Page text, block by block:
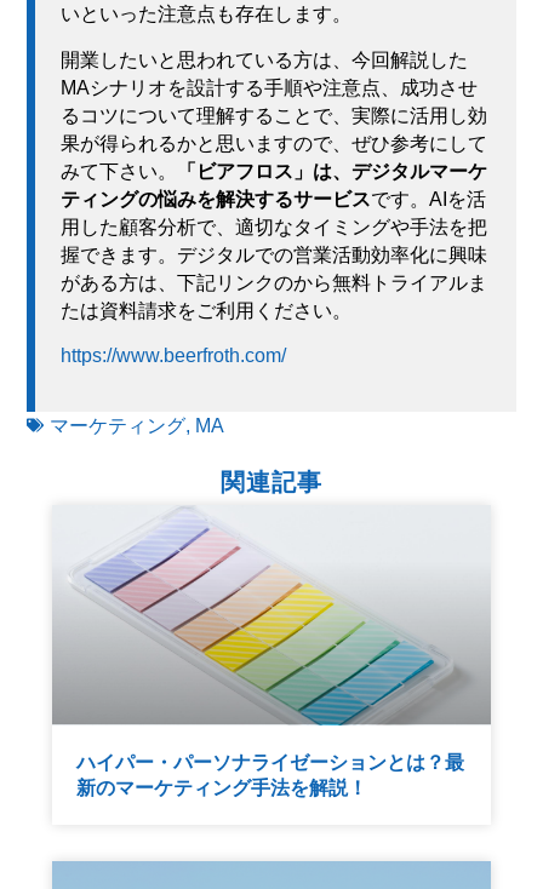
いといった注意点も存在します。
開業したいと思われている方は、今回解説した
MAシナリオを設計する手順や注意点、成功させ
るコツについて理解することで、実際に活用し効
果が得られるかと思いますので、ぜひ参考にして
みて下さい。
「ビアフロス」は、デジタルマーケ
ティングの悩みを解決するサービスです。AIを活
用した顧客分析で、適切なタイミングや手法を把
握できます。デジタルでの営業活動効率化に興味
がある方は、下記リンクのから無料トライアルま
たは資料請求をご利用ください。
https://www.beerfroth.com/
マーケティング, MA
関連記事
ハイパー・パーソナライゼーションとは？最
新のマーケティング手法を解説！